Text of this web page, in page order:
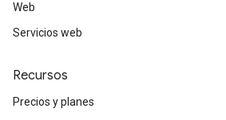
Web
Servicios web
Recursos
Precios y planes